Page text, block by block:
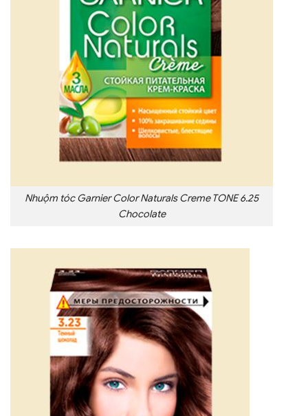
Nhuộm tóc Garnier Color Naturals Creme TONE 6.25
Chocolate